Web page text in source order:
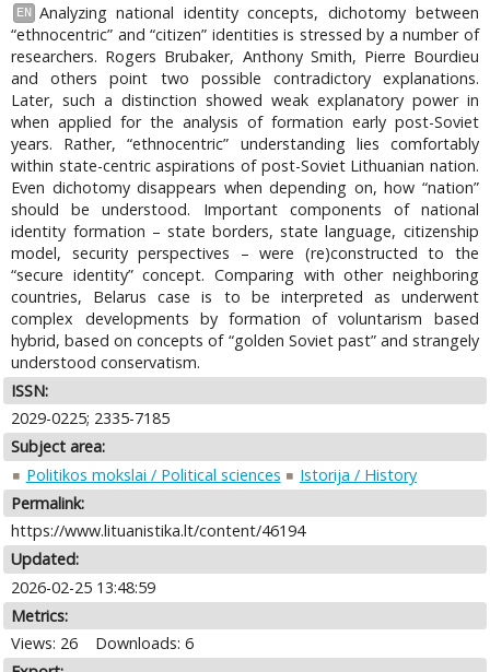
EN
Analyzing national identity concepts, dichotomy between
“ethnocentric” and “citizen” identities is stressed by a number of
researchers. Rogers Brubaker, Anthony Smith, Pierre Bourdieu
and others point two possible contradictory explanations.
Later, such a distinction showed weak explanatory power in
when applied for the analysis of formation early post-Soviet
years. Rather, “ethnocentric” understanding lies comfortably
within state-centric aspirations of post-Soviet Lithuanian nation.
Even dichotomy disappears when depending on, how “nation”
should be understood. Important components of national
identity formation – state borders, state language, citizenship
model, security perspectives – were (re)constructed to the
“secure identity” concept. Comparing with other neighboring
countries, Belarus case is to be interpreted as underwent
complex developments by formation of voluntarism based
hybrid, based on concepts of “golden Soviet past” and strangely
understood conservatism.
ISSN:
2029-0225; 2335-7185
Subject area:
Politikos mokslai / Political sciences
Istorija / History
Permalink:
https://www.lituanistika.lt/content/46194
Updated:
2026-02-25 13:48:59
Metrics:
Views: 26
Downloads: 6